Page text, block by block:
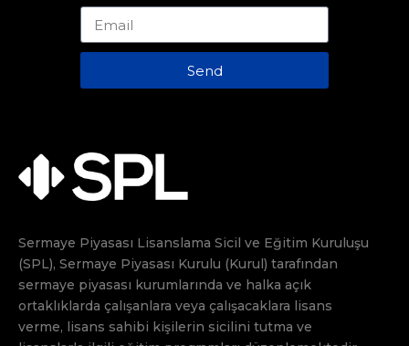
Send
Sermaye Piyasası Lisanslama Sicil ve Eğitim Kuruluşu
(SPL), Sermaye Piyasası Kurulu (Kurul) tarafından
sermaye piyasası kurumlarında ve halka açık
ortaklıklarda çalışanlara veya çalışacaklara lisans
verme, lisans sahibi kişilerin sicilini tutma ve